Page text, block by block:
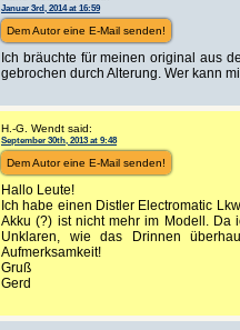
Januar 3rd, 2014 at 16:59
Dem Autor eine E-Mail senden!
Ich bräuchte für meinen original aus
gebrochen durch Alterung. Wer kann
H.-G. Wendt said:
September 30th, 2013 at 9:48
Dem Autor eine E-Mail senden!
Hallo Leute!
Ich habe einen Distler Electromatic
Akku (?) ist nicht mehr im Modell. Da
Unklaren, wie das Drinnen
Aufmerksamkeit!
Gruß
Gerd